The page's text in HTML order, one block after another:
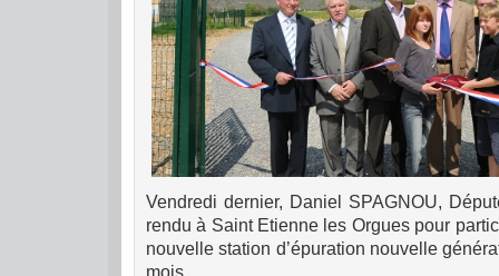
Vendredi dernier, Daniel SPAGNOU,
rendu à Saint Etienne les Orgues pour
nouvelle station d’épuration nouvelle